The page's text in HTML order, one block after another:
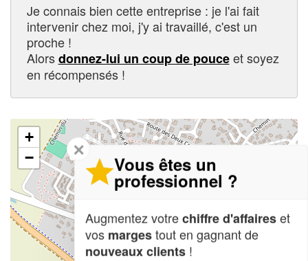
Je connais bien cette entreprise : je l'ai fait
intervenir chez moi, j'y ai travaillé, c'est un
proche !
Alorsdonnez-lui un coup de pouceet soyez
en récompensés !
+
−
✕
Vous êtes un
professionnel ?
Augmentez votrechiffre d'affaireset
vos margestout en gagnant de
nouveaux clients !